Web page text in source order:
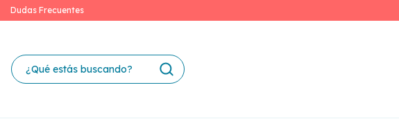
Dudas Frecuentes